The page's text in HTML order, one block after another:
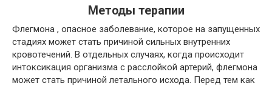
Методы терапии
Флегмона , опасное заболевание, которое на запущенных
стадиях может стать причиной сильных внутренних
кровотечений. В отдельных случаях, когда происходит
интоксикация организма с расслойкой артерий, флегмона
может стать причиной летального исхода. Перед тем как